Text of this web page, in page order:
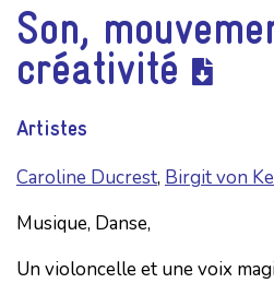
Son,
créativité
Artistes
Caroline Ducrest, Birgit von
Musique, Danse,
Un violoncelle et une voix